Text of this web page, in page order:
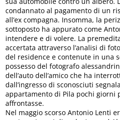
condannato al pagamento di un
all’ex compagna. Insomma, la
sottoposto ha appurato come
intendere e di volere. La
accertata attraverso l’analisi di
del residence e contenute in una
possesso del fotografo
dell’auto dell’amico che ha
dall’ingresso di sconosciuti
appartamento di Pila pochi giorni
affrontasse.
Nel maggio scorso Antonio Lenti